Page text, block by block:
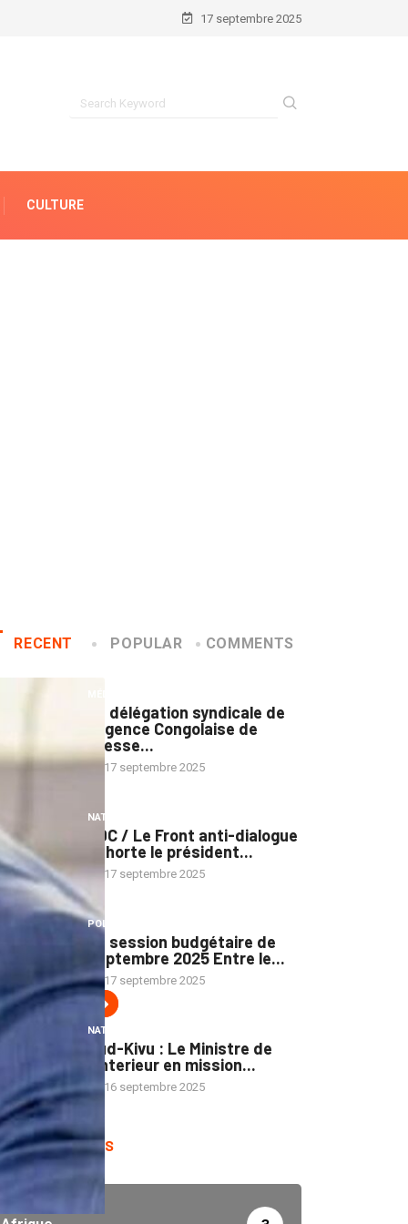
17 septembre 2025
CULTURE
RECENT POPULAR COMMENTS
La délégation syndicale de
l’Agence Congolaise de
Presse...
17 septembre 2025
NATION
RDC / Le Front anti-dialogue
exhorte le président...
17 septembre 2025
POLITIQUE
La session budgétaire de
septembre 2025 Entre le...
17 septembre 2025
NATION
Sud-Kivu : Le Ministre de
l’Interieur en mission...
16 septembre 2025
CATEGORIES